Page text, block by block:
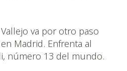
va por otro paso
Madrid. Enfrenta al
número 13 del mundo.